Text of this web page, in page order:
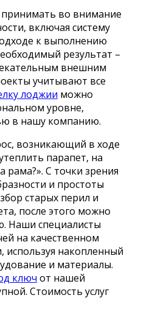
во внимание
включая систему
к выполнению
результат –
внешним
учитывают все
лоджии можно
уровне,
в нашу компанию.
возникающий в ходе
парапет, на
рама?». С точки зрения
и простоты
старых перил и
после этого можно
Наши специалисты
на качественном
используя накопленный
и материалы.
ключ от нашей
Стоимость услуг